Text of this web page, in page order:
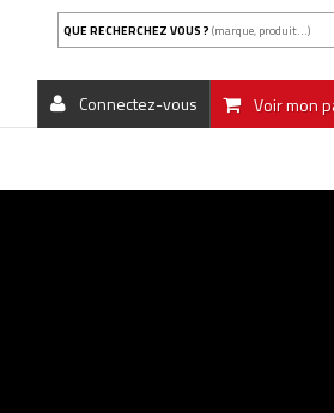
QUE RECHERCHEZ VOUS ? (marque, produit...)
Voir mon
Connectez-vous